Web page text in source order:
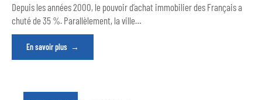
Depuis les années 2000, le pouvoir d’achat immobilier des Français a
chuté de 35 %. Parallèlement, la ville…
En savoir plus